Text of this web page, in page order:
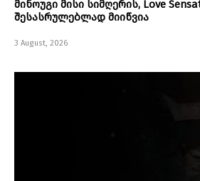
მინოუგი მისი სიმღერის, Love
შესასრულებლად მიიწვია
3 August, 2026